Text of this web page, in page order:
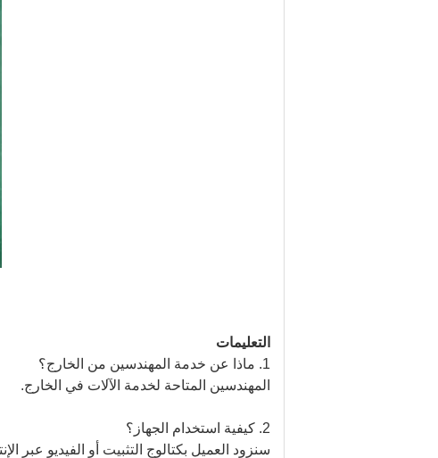
التعليمات
1. ماذا عن خدمة المهندسين من الخارج؟
المهندسين المتاحة لخدمة الآلات في الخارج.
2. كيفية استخدام الجهاز؟
سنزود العميل بكتالوج التثبيت أو الفيديو عبر